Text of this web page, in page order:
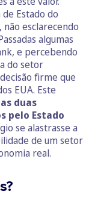
Estado do
não esclarecendo
algumas
e percebendo
do setor
firme que
EUA. Este
duas
pelo Estado
se alastrasse a
de um setor
real.